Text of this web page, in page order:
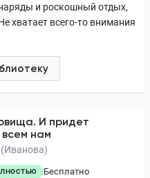
и роскошный отдых,
хватает всего-то внимания
И придет
всем нам
Бесплатно